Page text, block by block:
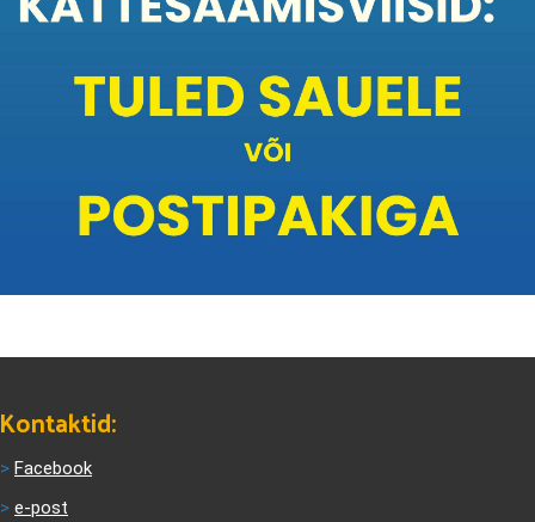
Kontaktid:
> Facebook
> e-post